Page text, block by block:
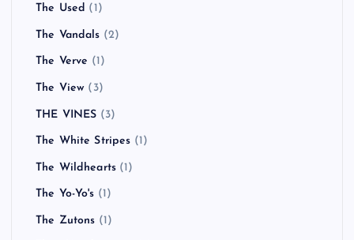
The Used (1)
The Vandals (2)
The Verve (1)
The View (3)
THE VINES (3)
The White Stripes (1)
The Wildhearts (1)
The Yo-Yo's (1)
The Zutons (1)